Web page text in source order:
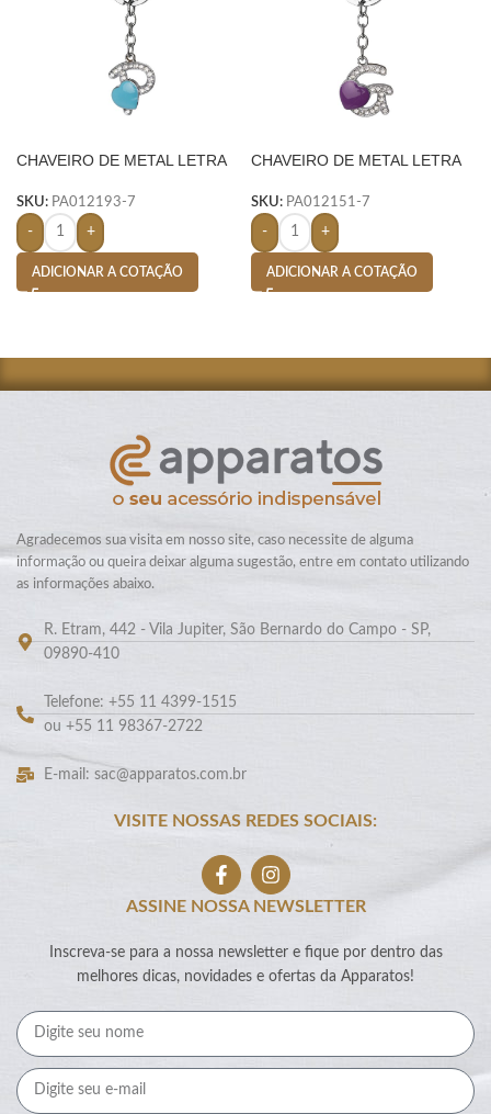
CHAVEIRO DE METAL LETRA
SKU: PA012193-7
- +
ADICIONAR A COTAÇÃO
CHAVEIRO DE METAL LETRA
SKU: PA012151-7
- +
ADICIONAR A COTAÇÃO
Agradecemos sua visita em nosso site, caso necessite de alguma
informação ou queira deixar alguma sugestão, entre em contato utilizando
as informações abaixo.
R. Etram, 442 - Vila Jupiter, São Bernardo do Campo - SP,
09890-410
Telefone: +55 11 4399-1515
ou +55 11 98367-2722
E-mail: sac@apparatos.com.br
VISITE NOSSAS REDES SOCIAIS:
ASSINE NOSSA NEWSLETTER
Inscreva-se para a nossa newsletter e fique por dentro das
melhores dicas, novidades e ofertas da Apparatos!